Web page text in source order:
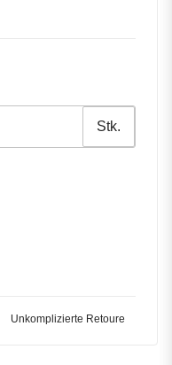
Stk.
Unkomplizierte Retoure